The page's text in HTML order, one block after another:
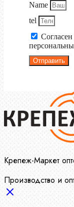
Name
tel
Согласен
Отправить
Крепеж-Маркет
Производство и